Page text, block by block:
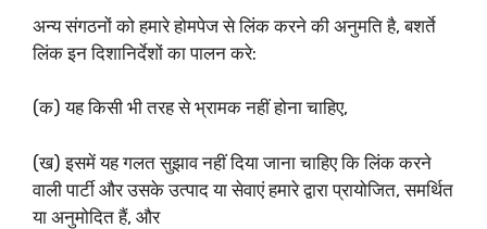
अन्य संगठनों को हमारे होमपेज से लिंक करने की अनुमति है, बशर्ते
लिंक इन दिशानिर्देशों का पालन करे:
(क) यह किसी भी तरह से भ्रामक नहीं होना चाहिए,
(ख) इसमें यह गलत सुझाव नहीं दिया जाना चाहिए कि लिंक करने
वाली पार्टी और उसके उत्पाद या सेवाएं हमारे द्वारा प्रायोजित, समर्थित
या अनुमोदित हैं, और